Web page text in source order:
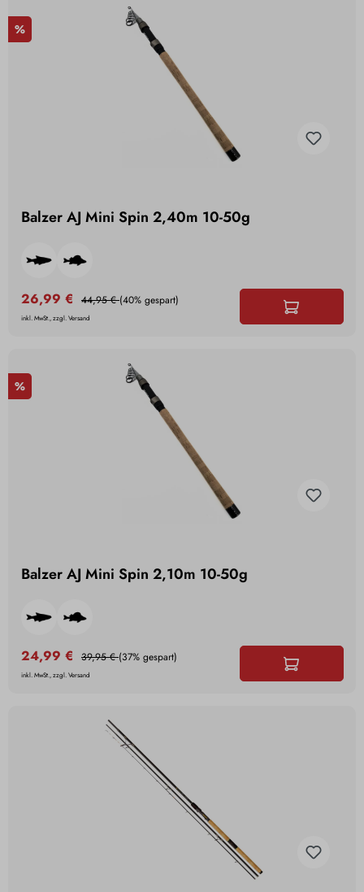
%
Balzer AJ Mini Spin 2,40m 10-50g
26,99 € 44,95 €(40% gespart)
inkl. MwSt., zzgl. Versand
%
Balzer AJ Mini Spin 2,10m 10-50g
24,99 € 39,95 €(37% gespart)
inkl. MwSt., zzgl. Versand